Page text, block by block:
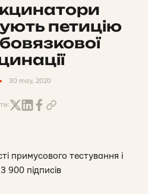
петицію
30 may, 2020
примусового тестування і
900 підписів